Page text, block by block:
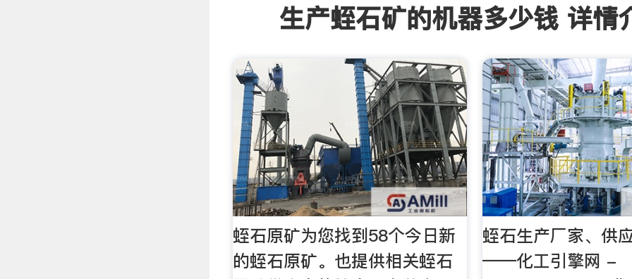
生产蛭石矿的机器多少钱 详情
蛭石原矿为您找到58个今日新
的蛭石原矿。也提供相关蛭石
蛭石生产厂家、供
——化工引擎网 -